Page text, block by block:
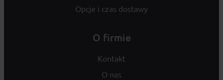
Opcje i czas dostawy
O firmie
Kontakt
O nas